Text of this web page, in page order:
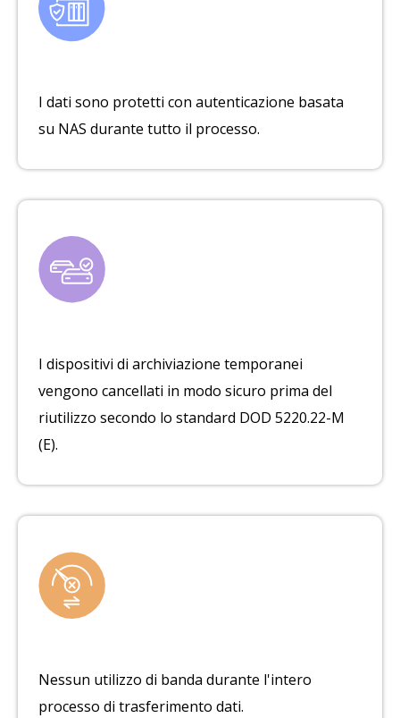
I dati sono protetti con autenticazione basata
su NAS durante tutto il processo.
I dispositivi di archiviazione temporanei
vengono cancellati in modo sicuro prima del
riutilizzo secondo lo standard DOD 5220.22-M
(E).
Nessun utilizzo di banda durante l'intero
processo di trasferimento dati.